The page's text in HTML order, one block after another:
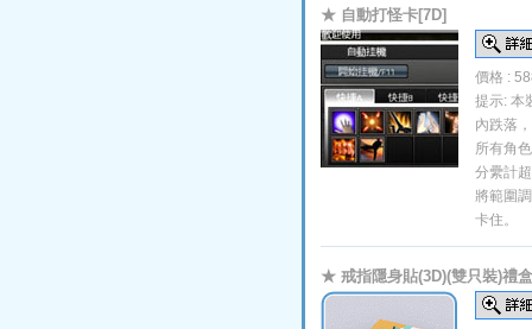
★ 自動打怪卡[7D]
價格 :
提示: 本
內跌落
所有角
分纍計
將範圍
卡住。
★ 戒指隱身貼(3D)(雙只裝)禮盒